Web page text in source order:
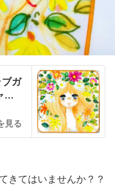
ガ
ラ
サ
ン
見る
きてはいませんか？？